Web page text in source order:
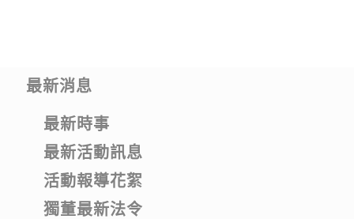
最新消息
最新時事
最新活動訊息
活動報導花絮
獨董最新法令